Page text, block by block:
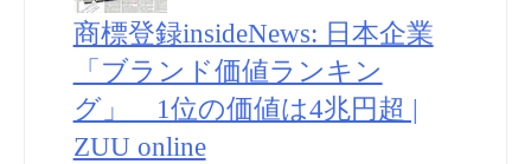
商標登録insideNews: 日本企業
「ブランド価値ランキン
グ」 1位の価値は4兆円超 |
ZUU online